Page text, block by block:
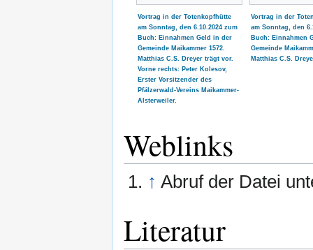
Vortrag in der Totenkopfhütte
am Sonntag, den 6.10.2024 zum
Buch: Einnahmen Geld in der
Gemeinde Maikammer 1572.
Matthias C.S. Dreyer trägt vor.
Vorne rechts: Peter Kolesov,
Erster Vorsitzender des
Pfälzerwald-Vereins Maikammer-
Alsterweiler.
Vortrag in der
am Sonntag, den
Buch: Einnahmen
Gemeinde
Matthias C.S.
Weblinks
↑ Abruf der Datei
Literatur